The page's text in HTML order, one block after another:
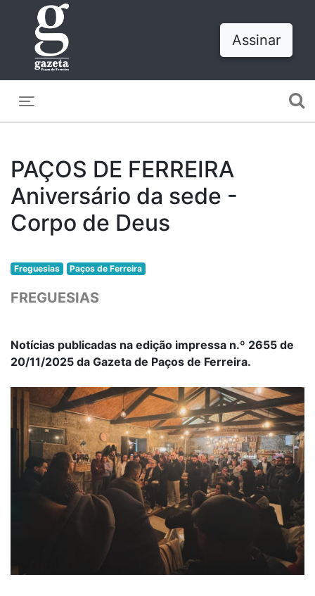
Assinar
PAÇOS DE FERREIRA
Aniversário da sede -
Corpo de Deus
Freguesias Paços de Ferreira
FREGUESIAS
Notícias publicadas na edição impressa n.º 2655 de
20/11/2025 da Gazeta de Paços de Ferreira.